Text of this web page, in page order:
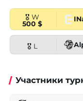
🎖 W
500 $
🎖 L
Участники